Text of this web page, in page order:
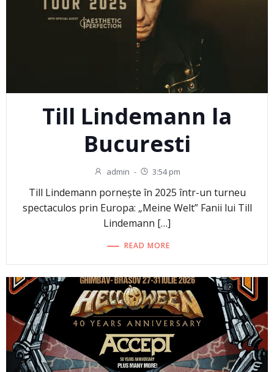
Till Lindemann la
Bucuresti
admin - 3:54 pm
Till Lindemann pornește în 2025 într-un turneu
spectaculos prin Europa: „Meine Welt” Fanii lui Till
Lindemann […]
READ MORE